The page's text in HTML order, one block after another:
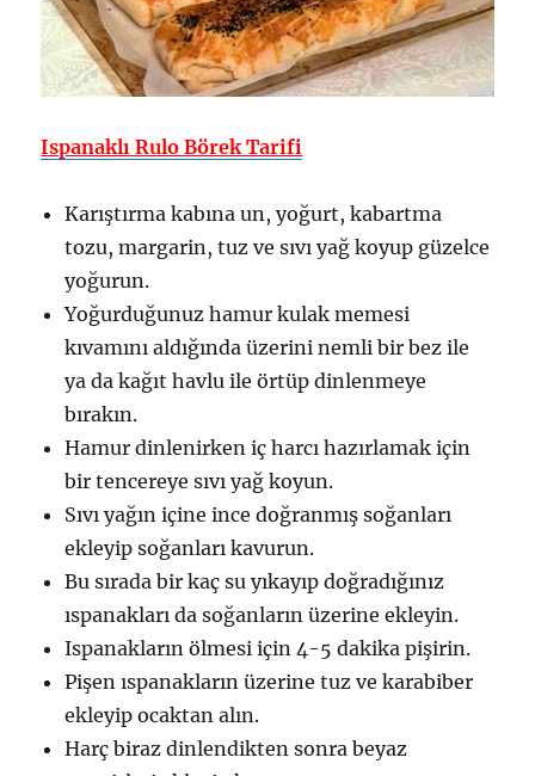
Ispanaklı Rulo Börek Tarifi
Karıştırma kabına un, yoğurt, kabartma
tozu, margarin, tuz ve sıvı yağ koyup güzelce
yoğurun.
Yoğurduğunuz hamur kulak memesi
kıvamını aldığında üzerini nemli bir bez ile
ya da kağıt havlu ile örtüp dinlenmeye
bırakın.
Hamur dinlenirken iç harcı hazırlamak için
bir tencereye sıvı yağ koyun.
Sıvı yağın içine ince doğranmış soğanları
ekleyip soğanları kavurun.
Bu sırada bir kaç su yıkayıp doğradığınız
ıspanakları da soğanların üzerine ekleyin.
Ispanakların ölmesi için 4-5 dakika pişirin.
Pişen ıspanakların üzerine tuz ve karabiber
ekleyip ocaktan alın.
Harç biraz dinlendikten sonra beyaz